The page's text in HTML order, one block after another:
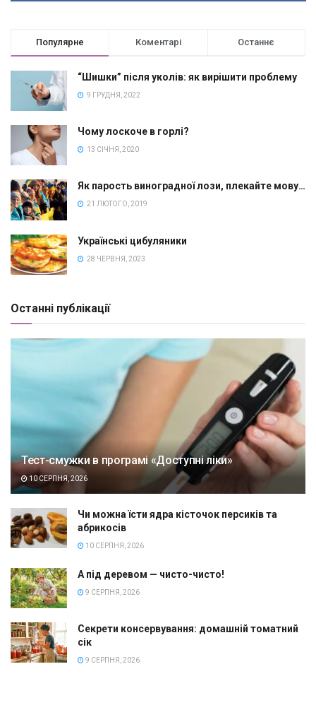
Популярне Коментарі Останнє
“Шишки” після уколів: як вирішити проблему
9 ГРУДНЯ, 2022
Чому лоскоче в горлі?
13 СІЧНЯ, 2020
Як парость виноградної лози, плекайте мову…
21 ЛЮТОГО, 2019
Українські цибуляники
28 ЧЕРВНЯ, 2023
Останні публікації
Тест-смужки в програмі «Доступні ліки»
10 СЕРПНЯ, 2026
Чи можна їсти ядра кісточок персиків та
абрикосів
10 СЕРПНЯ, 2026
А під деревом — чисто-чисто!
9 СЕРПНЯ, 2026
Секрети консервування: домашній томатний
сік
9 СЕРПНЯ, 2026